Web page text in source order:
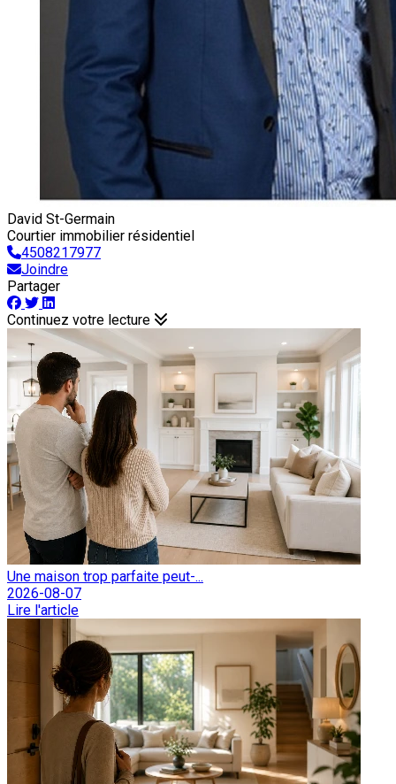
David St-Germain
Courtier immobilier résidentiel
4508217977
Joindre
Partager
Continuez votre lecture
Une maison trop parfaite peut-...
2026-08-07
Lire l'article